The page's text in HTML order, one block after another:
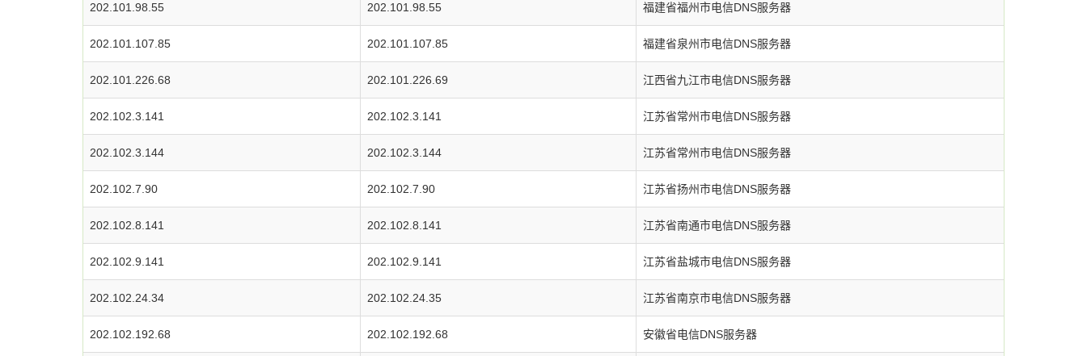
202.101.98.55 202.101.98.55 福建省福州市电信DNS服务器
202.101.107.85 202.101.107.85 福建省泉州市电信DNS服务器
202.101.226.68 202.101.226.69 江西省九江市电信DNS服务器
202.102.3.141 202.102.3.141 江苏省常州市电信DNS服务器
202.102.3.144 202.102.3.144 江苏省常州市电信DNS服务器
202.102.7.90 202.102.7.90 江苏省扬州市电信DNS服务器
202.102.8.141 202.102.8.141 江苏省南通市电信DNS服务器
202.102.9.141 202.102.9.141 江苏省盐城市电信DNS服务器
202.102.24.34 202.102.24.35 江苏省南京市电信DNS服务器
202.102.192.68 202.102.192.68 安徽省电信DNS服务器